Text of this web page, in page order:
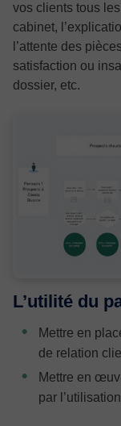
vos clients tous
cabinet,
l’attente des
satisfaction ou
dossier, etc.
L’utilité du
Mettre en
de relation
Mettre en
par